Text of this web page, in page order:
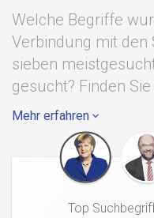
Welche Begriffe
Verbindung mit
sieben
gesucht? Finden
Mehr erfahren
Top